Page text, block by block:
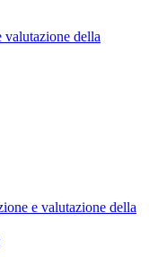
valutazione della
e valutazione della